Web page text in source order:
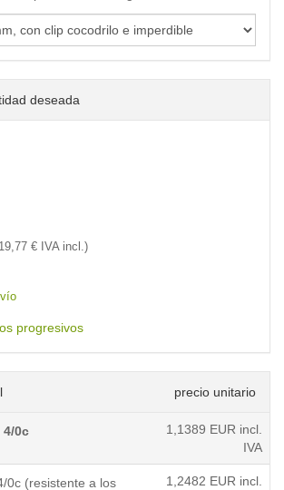
deseada
19,77 € IVA incl.)
progresivos
precio unitario
0c 1,1389 EUR incl.
IVA
0c (resistente a los
1,2482 EUR incl.